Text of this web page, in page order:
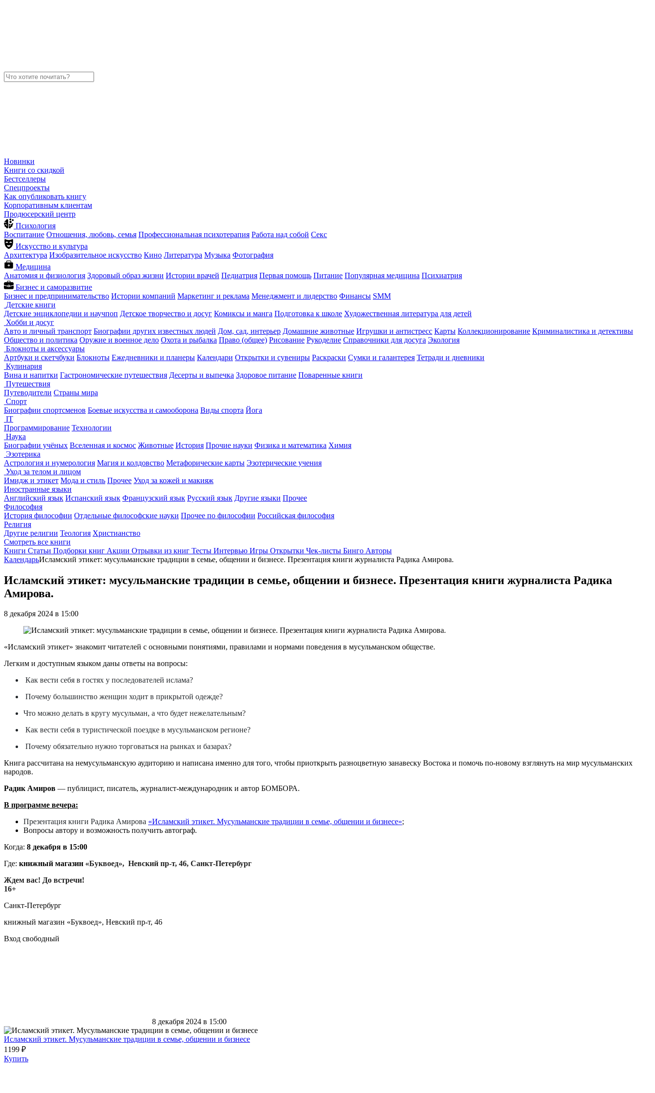
Новинки
Книги со скидкой
Бестселлеры
Спецпроекты
Как опубликовать книгу
Корпоративным клиентам
Продюсерский центр
Психология
Воспитание Отношения, любовь, семья Профессиональная психотерапия Работа над собой Секс
Искусство и культура
Архитектура Изобразительное искусство Кино Литература Музыка Фотография
Медицина
Анатомия и физиология Здоровый образ жизни Истории врачей Педиатрия Первая помощь Питание Популярная медицина Психиатрия
Бизнес и саморазвитие
Бизнес и предпринимательство Истории компаний Маркетинг и реклама Менеджмент и лидерство Финансы SMM
Детские книги
Детские энциклопедии и научпоп Детское творчество и досуг Комиксы и манга Подготовка к школе Художественная литература для детей
Хобби и досуг
Авто и личный транспорт Биографии других известных людей Дом, сад, интерьер Домашние животные Игрушки и антистресс Карты Коллекционирование Криминалистика и детективы
Общество и политика Оружие и военное дело Охота и рыбалка Право (общее) Рисование Рукоделие Справочники для досуга Экология
Блокноты и аксессуары
Артбуки и скетчбуки Блокноты Ежедневники и планеры Календари Открытки и сувениры Раскраски Сумки и галантерея Тетради и дневники
Кулинария
Вина и напитки Гастрономические путешествия Десерты и выпечка Здоровое питание Поваренные книги
Путешествия
Путеводители Страны мира
Спорт
Биографии спортсменов Боевые искусства и самооборона Виды спорта Йога
IT
Программирование Технологии
Наука
Биографии учёных Вселенная и космос Животные История Прочие науки Физика и математика Химия
Эзотерика
Астрология и нумерология Магия и колдовство Метафорические карты Эзотерические учения
Уход за телом и лицом
Имидж и этикет Мода и стиль Прочее Уход за кожей и макияж
Иностранные языки
Английский язык Испанский язык Французский язык Русский язык Другие языки Прочее
Философия
История философии Отдельные философские науки Прочее по философии Российская философия
Религия
Другие религии Теология Христианство
Смотреть все книги
Книги Статьи Подборки книг Акции Отрывки из книг Тесты Интервью Игры Открытки Чек-листы Бинго Авторы
КалендарьИсламский этикет: мусульманские традиции в семье, общении и бизнесе. Презентация книги журналиста Радика Амирова.
Исламский этикет: мусульманские традиции в семье, общении и бизнесе. Презентация книги журналиста Радика
Амирова.
8 декабря 2024 в 15:00
«Исламский этикет» знакомит читателей с основными понятиями, правилами и нормами поведения в мусульманском обществе.
Легким и доступным языком даны ответы на вопросы:
Как вести себя в гостях у последователей ислама?
Почему большинство женщин ходит в прикрытой одежде?
Что можно делать в кругу мусульман, а что будет нежелательным?
Как вести себя в туристической поездке в мусульманском регионе?
Почему обязательно нужно торговаться на рынках и базарах?
Книга рассчитана на немусульманскую аудиторию и написана именно для того, чтобы приоткрыть разноцветную занавеску Востока и помочь по-новому взглянуть на мир мусульманских
народов.
Радик Амиров — публицист, писатель, журналист-международник и автор БОМБОРА.
В программе вечера:
Презентация книги Радика Амирова «Исламский этикет. Мусульманские традиции в семье, общении и бизнесе»;
Вопросы автору и возможность получить автограф.
Когда: 8 декабря в 15:00
Где: книжный магазин «Буквоед», Невский пр-т, 46, Санкт-Петербург
Ждем вас! До встречи!
16+
Санкт-Петербург
книжный магазин «Буквоед», Невский пр-т, 46
Вход свободный
8 декабря 2024 в 15:00
Исламский этикет. Мусульманские традиции в семье, общении и бизнесе
1199 ₽
Купить